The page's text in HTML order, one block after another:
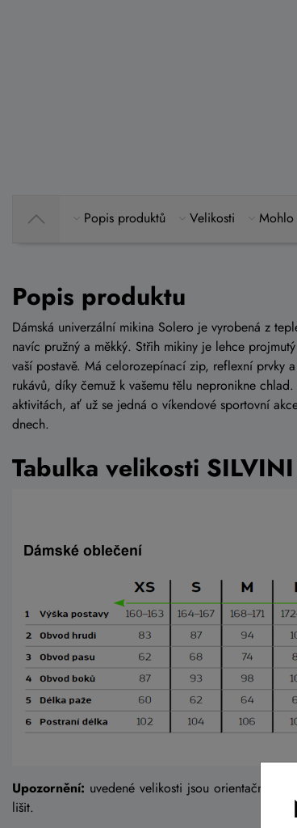
Popis produktů Velikosti Mohlo
Popis produktu
Dámská univerzální mikina Solero je vyrobená z
navíc pružný a měkký. Střih mikiny je lehce
vaší postavě. Má celorozepínací zip, reflexní prvky
rukávů, díky čemuž k vašemu tělu nepronikne
aktivitách, ať už se jedná o víkendové sportovní
dnech.
Tabulka velikosti SILVINI
Upozornění: uvedené velikosti jsou orientační a s
lišit.